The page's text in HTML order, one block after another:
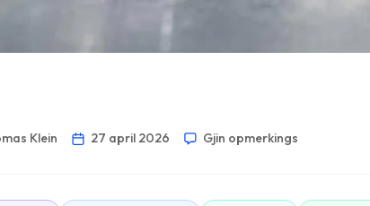
Klein 27 april 2026 Gjin opmerkings